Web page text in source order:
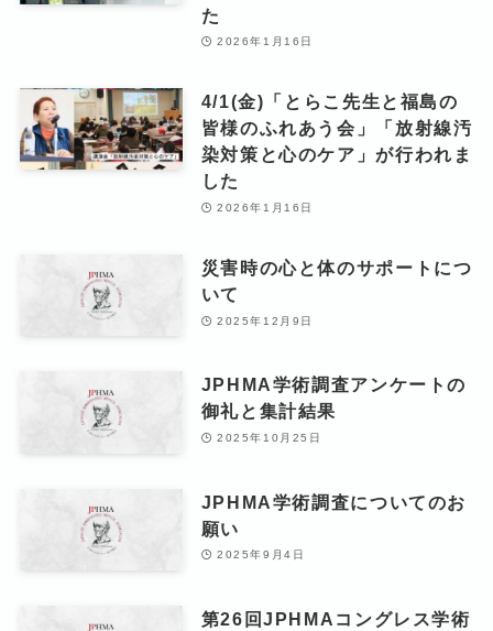
た
2026年1月16日
4/1(金)「とらこ先生と福島の
皆様のふれあう会」「放射線汚
染対策と心のケア」が行われま
した
2026年1月16日
災害時の心と体のサポートにつ
いて
2025年12月9日
JPHMA学術調査アンケートの
御礼と集計結果
2025年10月25日
JPHMA学術調査についてのお
願い
2025年9月4日
第26回JPHMAコングレス学術